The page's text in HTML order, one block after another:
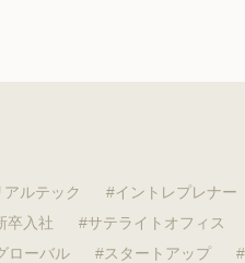
アルテック イントレプレナー
卒入社 サテライトオフィス
ローバル スタートアップ